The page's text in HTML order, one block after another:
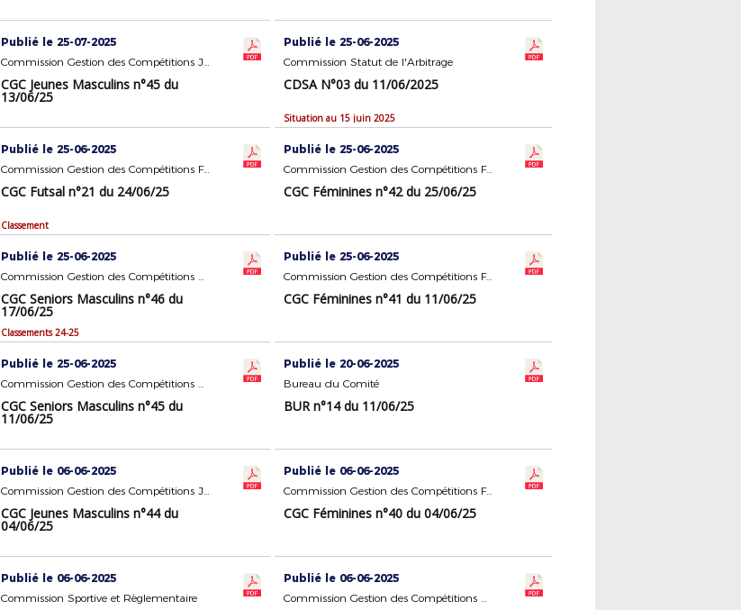
Publié le 25-07-2025
Commission Gestion des Compétitions Jeunes Masculins
CGC Jeunes Masculins n°45 du
13/06/25
Publié le 25-06-2025
Commission Statut de l'Arbitrage
CDSA N°03 du 11/06/2025
Situation au 15 juin 2025
Publié le 25-06-2025
Commission Gestion des Compétitions FUTSAL
CGC Futsal n°21 du 24/06/25
Classement
Publié le 25-06-2025
Commission Gestion des Compétitions Féminines
CGC Féminines n°42 du 25/06/25
Publié le 25-06-2025
Commission Gestion des Compétitions Seniors Masculins
CGC Seniors Masculins n°46 du
17/06/25
Classements 24-25
Publié le 25-06-2025
Commission Gestion des Compétitions Féminines
CGC Féminines n°41 du 11/06/25
Publié le 25-06-2025
Commission Gestion des Compétitions Seniors Masculins
CGC Seniors Masculins n°45 du
11/06/25
Publié le 20-06-2025
Bureau du Comité
BUR n°14 du 11/06/25
Publié le 06-06-2025
Commission Gestion des Compétitions Jeunes Masculins
CGC Jeunes Masculins n°44 du
04/06/25
Publié le 06-06-2025
Commission Gestion des Compétitions Féminines
CGC Féminines n°40 du 04/06/25
Publié le 06-06-2025
Commission Sportive et Règlementaire
Publié le 06-06-2025
Commission Gestion des Compétitions Seniors Masculins